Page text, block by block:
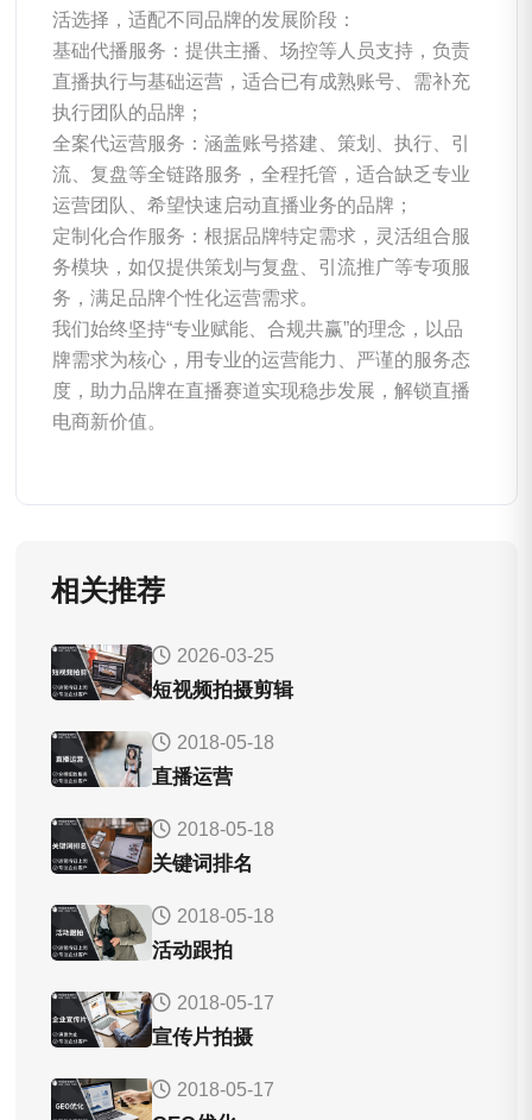
活选择，适配不同品牌的发展阶段：
基础代播服务：提供主播、场控等人员支持，负责
直播执行与基础运营，适合已有成熟账号、需补充
执行团队的品牌；
全案代运营服务：涵盖账号搭建、策划、执行、引
流、复盘等全链路服务，全程托管，适合缺乏专业
运营团队、希望快速启动直播业务的品牌；
定制化合作服务：根据品牌特定需求，灵活组合服
务模块，如仅提供策划与复盘、引流推广等专项服
务，满足品牌个性化运营需求。
我们始终坚持“专业赋能、合规共赢”的理念，以品
牌需求为核心，用专业的运营能力、严谨的服务态
度，助力品牌在直播赛道实现稳步发展，解锁直播
电商新价值。
相关推荐
2026-03-25
短视频拍摄剪辑
2018-05-18
直播运营
2018-05-18
关键词排名
2018-05-18
活动跟拍
2018-05-17
宣传片拍摄
2018-05-17